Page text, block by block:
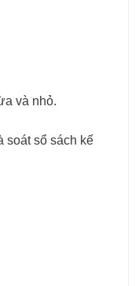
và nhỏ.
soát sổ sách kế